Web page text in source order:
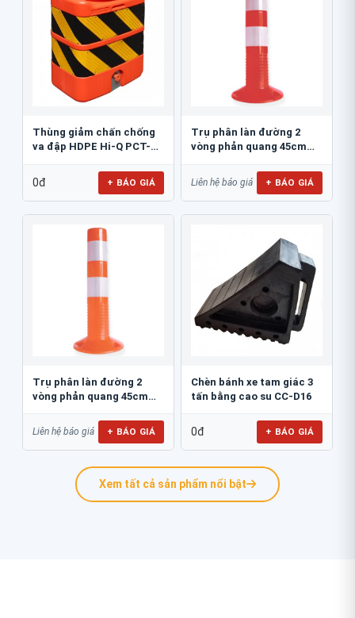
Thùng giảm chấn chống
va đập HDPE Hi-Q PCT-
0đ + BÁO GIÁ
Trụ phân làn đường 2
vòng phản quang 45cm
Liên hệ báo giá + BÁO GIÁ
Trụ phân làn đường 2
vòng phản quang 45cm
Liên hệ báo giá + BÁO GIÁ
Chèn bánh xe tam giác 3
tấn bằng cao su CC-D16
0đ + BÁO GIÁ
Xem tất cả sản phẩm nổi bật